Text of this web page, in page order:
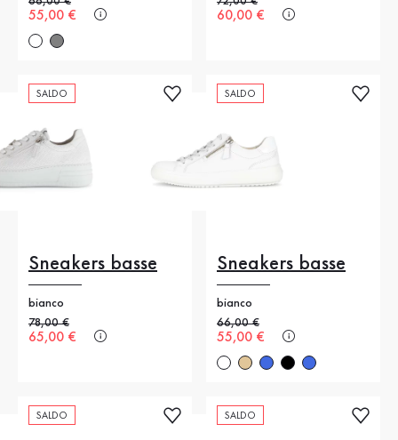
Nuovo prezzo
55,00 € Nuovo prezzo
60,00 €
SALDO
Sneakers basse
bianco
Prezzo precedente
78,00 €
Nuovo prezzo
65,00 €
SALDO
Sneakers basse
bianco
Prezzo precedente
66,00 €
Nuovo prezzo
55,00 €
SALDO SALDO